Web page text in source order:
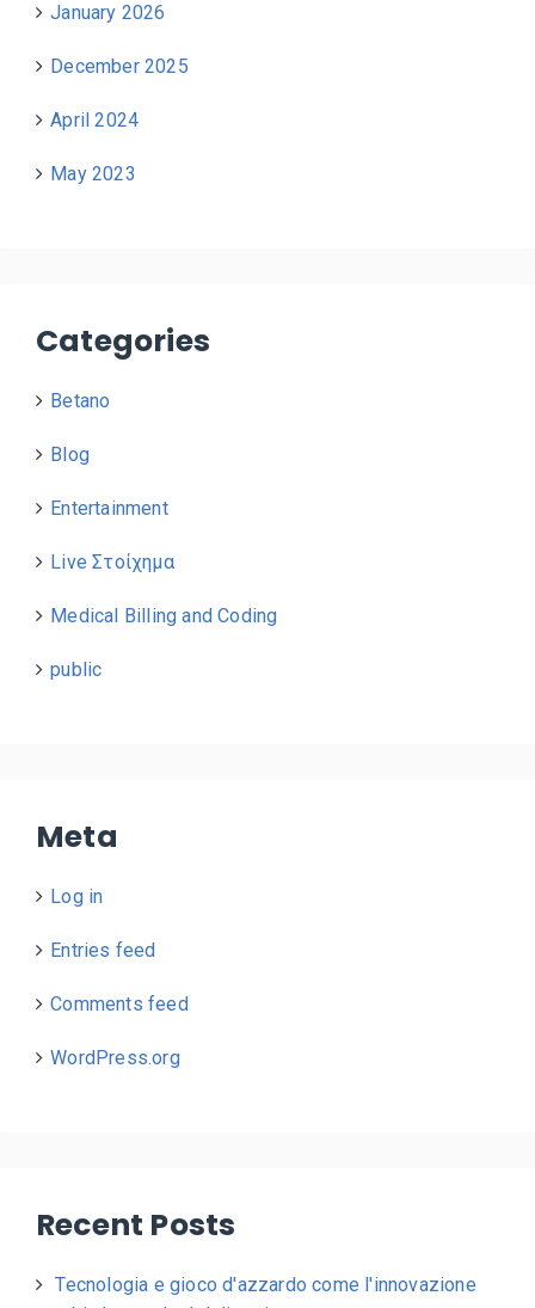
January 2026
December 2025
April 2024
May 2023
Categories
Betano
Blog
Entertainment
Live Στοίχημα
Medical Billing and Coding
public
Meta
Log in
Entries feed
Comments feed
WordPress.org
Recent Posts
Tecnologia e gioco d'azzardo come l'innovazione